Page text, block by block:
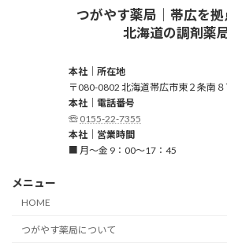
つがやす薬局｜帯広を
北海道の調剤薬
本社｜所在地
〒080-0802 北海道帯広市東２条南８
本社｜電話番号
☏ 0155-22-7355
本社｜営業時間
■ 月～金 9：00～17：45
メニュー
HOME
つがやす薬局について